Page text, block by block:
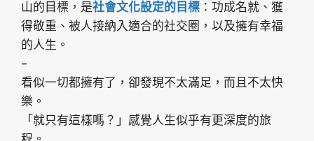
山的目標，是社會文化設定的目標 ：功成名就、獲
得敬重、被人接納入適合的社交圈，以及擁有幸福
的人生。
–
看似一切都擁有了，卻發現不太滿足，而且不太快
樂。
「就只有這樣嗎？」感覺人生似乎有更深度的旅